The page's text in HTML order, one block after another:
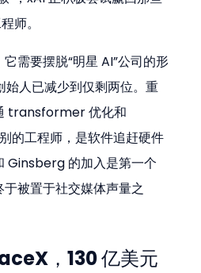
师。
需要摆脱“明星 AI”公司的形
始人已减少到仅剩两位。重
transformer 优化和
的工程师，是软件追赶硬件
Ginsberg 的加入是第一个
被置于社交媒体声量之
，130 亿美元